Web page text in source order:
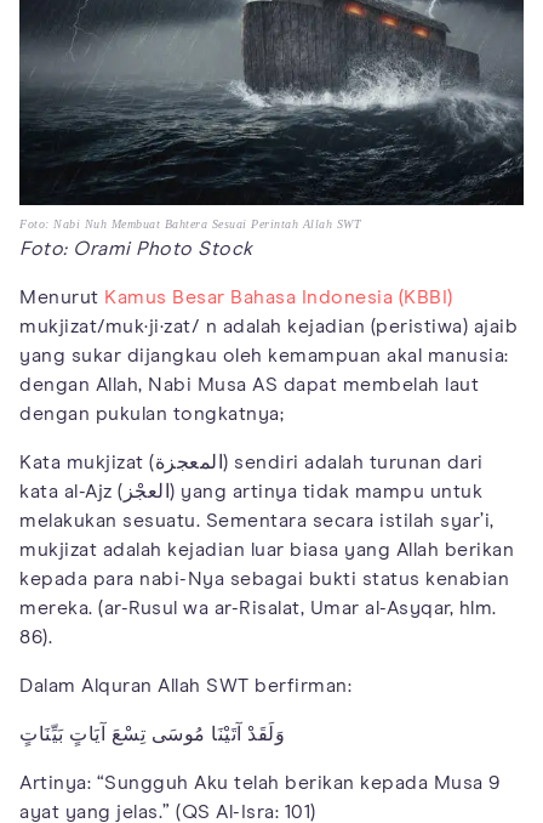
Foto: Nabi Nuh Membuat Bahtera Sesuai Perintah Allah SWT
Foto: Orami Photo Stock
Menurut Kamus Besar Bahasa Indonesia (KBBI)
mukjizat/muk·ji·zat/ n adalah kejadian (peristiwa) ajaib
yang sukar dijangkau oleh kemampuan akal manusia:
dengan Allah, Nabi Musa AS dapat membelah laut
dengan pukulan tongkatnya;
Kata mukjizat (المعجزة) sendiri adalah turunan dari
kata al-Ajz (العجْز) yang artinya tidak mampu untuk
melakukan sesuatu. Sementara secara istilah syar’i,
mukjizat adalah kejadian luar biasa yang Allah berikan
kepada para nabi-Nya sebagai bukti status kenabian
mereka. (ar-Rusul wa ar-Risalat, Umar al-Asyqar, hlm.
86).
Dalam Alquran Allah SWT berfirman:
وَلَقَدْ آتَيْنَا مُوسَى تِسْعَ آيَاتٍ بَيِّنَاتٍ
Artinya: “Sungguh Aku telah berikan kepada Musa 9
ayat yang jelas.” (QS Al-Isra: 101)